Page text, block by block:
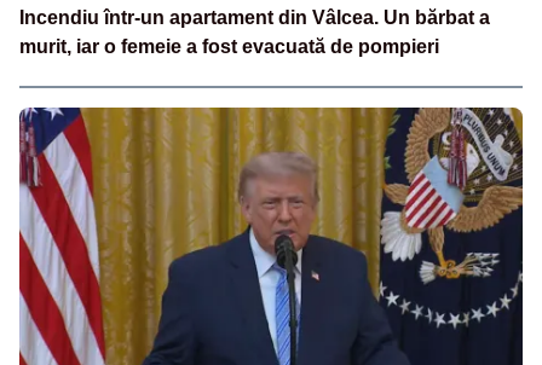
Incendiu într-un apartament din Vâlcea. Un bărbat a
murit, iar o femeie a fost evacuată de pompieri